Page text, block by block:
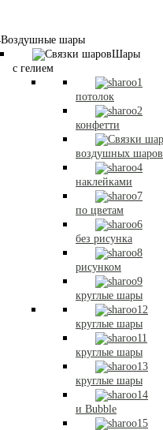
Воздушные шары
Шары
с гелием
потолок
конфетти
воздушных шаров
наклейками
по цветам
без рисунка
рисунком
круглые шары
круглые шары
круглые шары
круглые шары
и Bubble